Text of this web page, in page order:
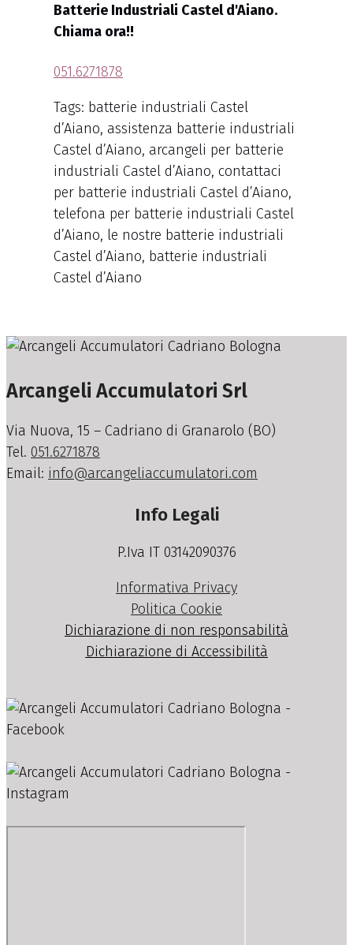
Batterie Industriali Castel d'Aiano.
Chiama ora!!
051.6271878
Tags: batterie industriali Castel
d’Aiano, assistenza batterie industriali
Castel d’Aiano, arcangeli per batterie
industriali Castel d’Aiano, contattaci
per batterie industriali Castel d’Aiano,
telefona per batterie industriali Castel
d’Aiano, le nostre batterie industriali
Castel d’Aiano, batterie industriali
Castel d’Aiano
Arcangeli Accumulatori Srl
Via Nuova, 15 – Cadriano di Granarolo (BO)
Tel. 051.6271878
Email: info@arcangeliaccumulatori.com
Info Legali
P.Iva IT 03142090376
Informativa Privacy
Politica Cookie
Dichiarazione di non responsabilità
Dichiarazione di Accessibilità